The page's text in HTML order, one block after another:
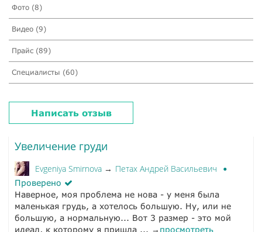
Фото (8)
Видео (9)
Прайс (89)
Специалисты (60)
Написать отзыв
Увеличение груди
Evgeniya Smirnova → Петах Андрей Васильевич
Проверено
Наверное, моя проблема не нова - у меня была
маленькая грудь, а хотелось большую. Ну, или не
большую, а нормальную... Вот 3 размер - это мой
идеал, к которому я пришла ... → просмотреть